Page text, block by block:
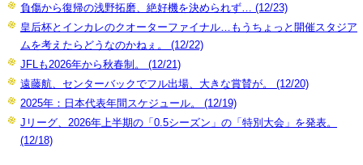
負傷から復帰の浅野拓磨、絶好機を決められず… (12/23)
皇后杯とインカレのクオーターファイナル…もうちょっと開催スタジア
ムを考えたらどうなのかねぇ。 (12/22)
JFLも2026年から秋春制。 (12/21)
遠藤航、センターバックでフル出場、大きな賞賛が。 (12/20)
2025年：日本代表年間スケジュール。 (12/19)
Jリーグ、2026年上半期の「0.5シーズン」の「特別大会」を発表。
(12/18)